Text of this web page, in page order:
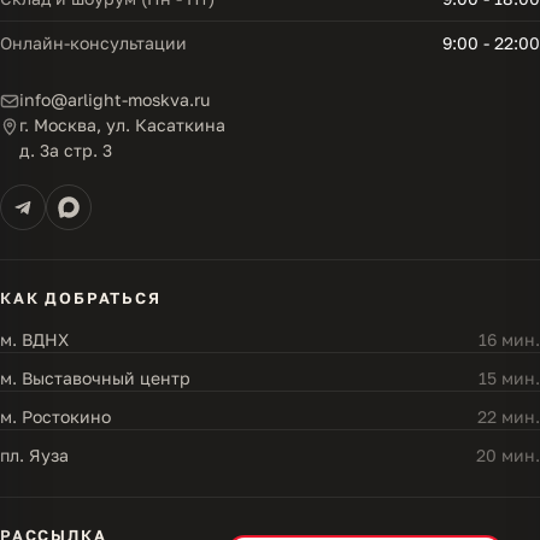
Онлайн-консультации 9:00 - 22:00
info@arlight-moskva.ru
г. Москва, ул. Касаткина
д. 3а стр. 3
КАК ДОБРАТЬСЯ
м. ВДНХ
16 мин.
м. Выставочный центр
15 мин.
м. Ростокино
22 мин.
пл. Яуза
20 мин.
РАССЫЛКА